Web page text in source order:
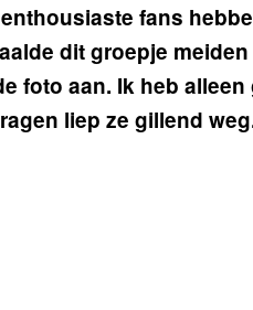
fans
dit groepje
foto aan. Ik heb alleen
liep ze gillend